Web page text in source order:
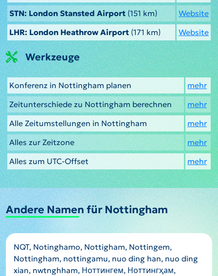
STN: London Stansted Airport(151 km)
Website
LHR: London Heathrow Airport (171 km) Website
Werkzeuge
Konferenz in Nottingham planen
mehr
Zeitunterschiede zu Nottingham berechnen
mehr
Alle Zeitumstellungen in Nottingham
mehr
Alles zur Zeitzone
mehr
Alles zum UTC-Offset
mehr
Andere Namen für Nottingham
NQT, Notinghamo, Nottigham, Nottingem,
Nottingham, nottingamu, nuo ding han, nuo ding
xian, nwtnghham, Ноттингем, Ноттингҳам,